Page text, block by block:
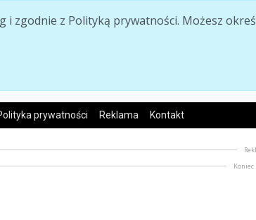
i zgodnie z Polityką prywatności. Możesz
prywatności Reklama Kontakt